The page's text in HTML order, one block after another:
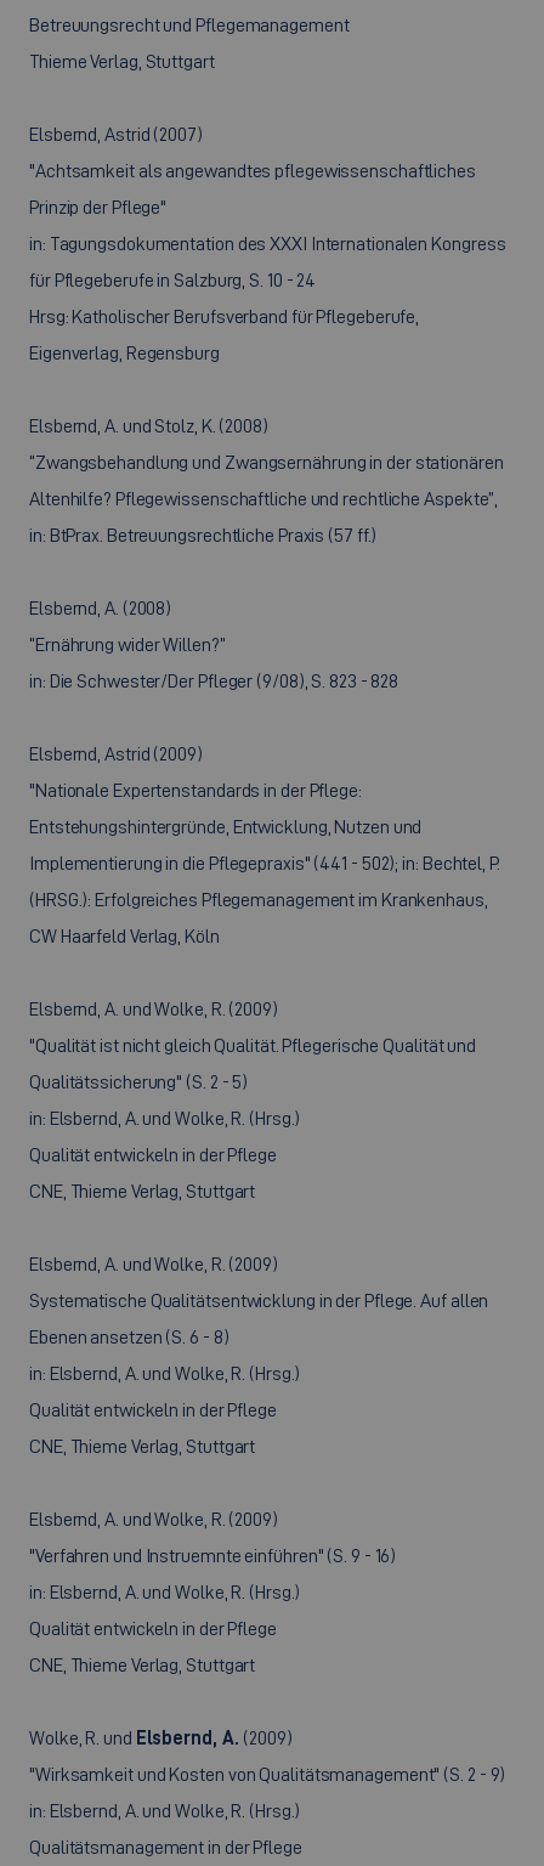
Betreuungsrecht und Pflegemanagement
Thieme Verlag, Stuttgart
Elsbernd, Astrid (2007)
"Achtsamkeit als angewandtes pflegewissenschaftliches
Prinzip der Pflege"
in: Tagungsdokumentation des XXXI Internationalen Kongress
für Pflegeberufe in Salzburg, S. 10 - 24
Hrsg: Katholischer Berufsverband für Pflegeberufe,
Eigenverlag, Regensburg
Elsbernd, A. und Stolz, K. (2008)
“Zwangsbehandlung und Zwangsernährung in der stationären
Altenhilfe? Pflegewissenschaftliche und rechtliche Aspekte”,
in: BtPrax. Betreuungsrechtliche Praxis (57 ff.)
Elsbernd, A. (2008)
“Ernährung wider Willen?”
in: Die Schwester/Der Pfleger (9/08), S. 823 - 828
Elsbernd, Astrid (2009)
"Nationale Expertenstandards in der Pflege:
Entstehungshintergründe, Entwicklung, Nutzen und
Implementierung in die Pflegepraxis" (441 - 502); in: Bechtel, P.
(HRSG.): Erfolgreiches Pflegemanagement im Krankenhaus,
CW Haarfeld Verlag, Köln
Elsbernd, A. und Wolke, R. (2009)
"Qualität ist nicht gleich Qualität. Pflegerische Qualität und
Qualitätssicherung" (S. 2 - 5)
in: Elsbernd, A. und Wolke, R. (Hrsg.)
Qualität entwickeln in der Pflege
CNE, Thieme Verlag, Stuttgart
Elsbernd, A. und Wolke, R. (2009)
Systematische Qualitätsentwicklung in der Pflege. Auf allen
Ebenen ansetzen (S. 6 - 8)
in: Elsbernd, A. und Wolke, R. (Hrsg.)
Qualität entwickeln in der Pflege
CNE, Thieme Verlag, Stuttgart
Elsbernd, A. und Wolke, R. (2009)
"Verfahren und Instruemnte einführen" (S. 9 - 16)
in: Elsbernd, A. und Wolke, R. (Hrsg.)
Qualität entwickeln in der Pflege
CNE, Thieme Verlag, Stuttgart
Wolke, R. und Elsbernd, A. (2009)
"Wirksamkeit und Kosten von Qualitätsmanagement" (S. 2 - 9)
in: Elsbernd, A. und Wolke, R. (Hrsg.)
Qualitätsmanagement in der Pflege